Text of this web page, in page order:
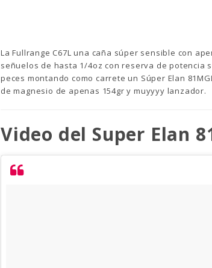
La Fullrange C67L una caña súper sensible con
señuelos de hasta 1/4oz con reserva de potencia
peces montando como carrete un Súper Elan
de magnesio de apenas 154gr y muyyyy lanzador.
Video del Super Elan